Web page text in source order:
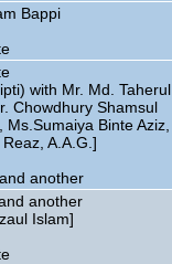
Bappi
with Mr. Md. Taherul
Chowdhury Shamsul
Binte Aziz,
A.A.G.]
another
another
Islam]